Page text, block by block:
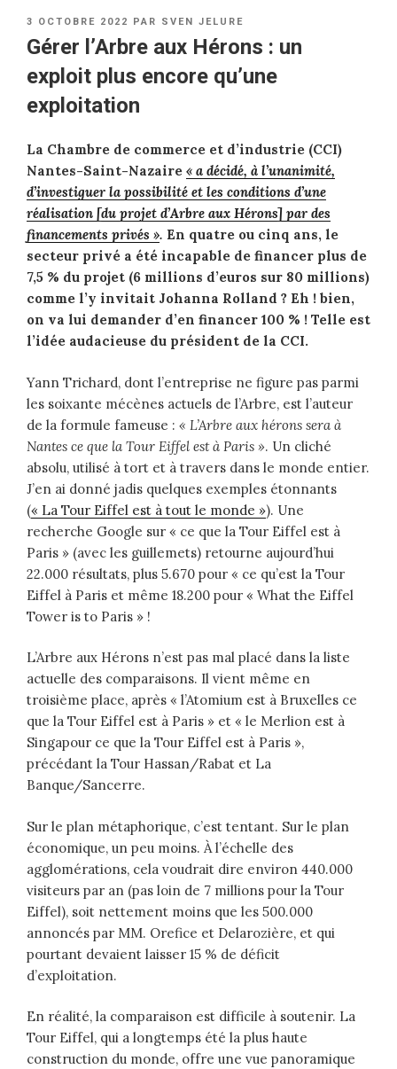
PUBLIÉ
LE
3 OCTOBRE 2022 PAR SVEN JELURE
Gérer l’Arbre aux Hérons : un
exploit plus encore qu’une
exploitation
La Chambre de commerce et d’industrie (CCI)
Nantes-Saint-Nazaire « a décidé, à l’unanimité,
d’investiguer la possibilité et les conditions d’une
réalisation [du projet d’Arbre aux Hérons] par des
financements privés ». En quatre ou cinq ans, le
secteur privé a été incapable de financer plus de
7,5 % du projet (6 millions d’euros sur 80 millions)
comme l’y invitait Johanna Rolland ? Eh ! bien,
on va lui demander d’en financer 100 % ! Telle est
l’idée audacieuse du président de la CCI.
Yann Trichard, dont l’entreprise ne figure pas parmi
les soixante mécènes actuels de l’Arbre, est l’auteur
de la formule fameuse : « L’Arbre aux hérons sera à
Nantes ce que la Tour Eiffel est à Paris ». Un cliché
absolu, utilisé à tort et à travers dans le monde entier.
J’en ai donné jadis quelques exemples étonnants
(« La Tour Eiffel est à tout le monde »). Une
recherche Google sur « ce que la Tour Eiffel est à
Paris » (avec les guillemets) retourne aujourd’hui
22.000 résultats, plus 5.670 pour « ce qu’est la Tour
Eiffel à Paris et même 18.200 pour « What the Eiffel
Tower is to Paris » !
L’Arbre aux Hérons n’est pas mal placé dans la liste
actuelle des comparaisons. Il vient même en
troisième place, après « l’Atomium est à Bruxelles ce
que la Tour Eiffel est à Paris » et « le Merlion est à
Singapour ce que la Tour Eiffel est à Paris »,
précédant la Tour Hassan/Rabat et La
Banque/Sancerre.
Sur le plan métaphorique, c’est tentant. Sur le plan
économique, un peu moins. À l’échelle des
agglomérations, cela voudrait dire environ 440.000
visiteurs par an (pas loin de 7 millions pour la Tour
Eiffel), soit nettement moins que les 500.000
annoncés par MM. Orefice et Delarozière, et qui
pourtant devaient laisser 15 % de déficit
d’exploitation.
En réalité, la comparaison est difficile à soutenir. La
Tour Eiffel, qui a longtemps été la plus haute
construction du monde, offre une vue panoramique